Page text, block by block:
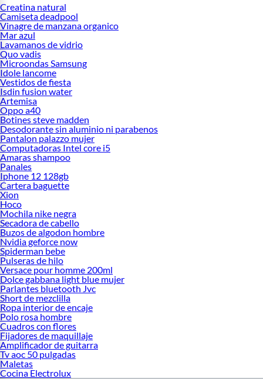
Creatina natural
Camiseta deadpool
Vinagre de manzana organico
Mar azul
Lavamanos de vidrio
Quo vadis
Microondas Samsung
Idole lancome
Vestidos de fiesta
Isdin fusion water
Artemisa
Oppo a40
Botines steve madden
Desodorante sin aluminio ni parabenos
Pantalon palazzo mujer
Computadoras Intel core i5
Amaras shampoo
Panales
Iphone 12 128gb
Cartera baguette
Xion
Hoco
Mochila nike negra
Secadora de cabello
Buzos de algodon hombre
Nvidia geforce now
Spiderman bebe
Pulseras de hilo
Versace pour homme 200ml
Dolce gabbana light blue mujer
Parlantes bluetooth Jvc
Short de mezclilla
Ropa interior de encaje
Polo rosa hombre
Cuadros con flores
Fijadores de maquillaje
Amplificador de guitarra
Tv aoc 50 pulgadas
Maletas
Cocina Electrolux